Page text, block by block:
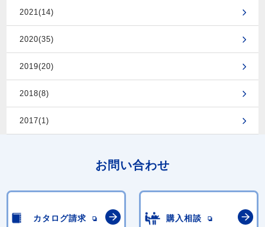
2021(14)
2020(35)
2019(20)
2018(8)
2017(1)
お問い合わせ
カタログ請求 購入相談